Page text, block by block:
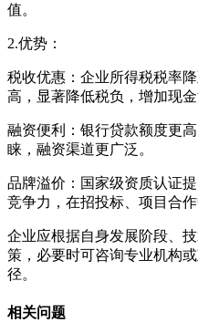
值。
2.优势：
税收优惠：企业所得税税率
高，显著降低税负，增加现金
融资便利：银行贷款额度更
睐，融资渠道更广泛。
品牌溢价：国家级资质认证
竞争力，在招投标、项目合作
企业应根据自身发展阶段、
策，必要时可咨询专业机构
径。
相关问题